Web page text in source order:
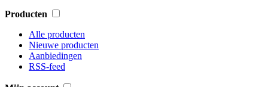
Producten
Alle producten
Nieuwe producten
Aanbiedingen
RSS-feed